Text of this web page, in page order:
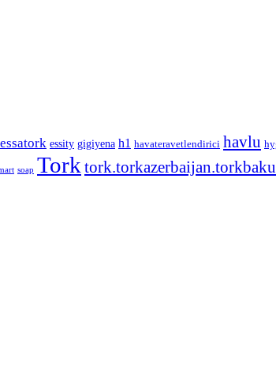
essatork essity gigiyena h1 havateravetlendirici havlu
soap Tork tork.torkazerbaijan.torkbaku